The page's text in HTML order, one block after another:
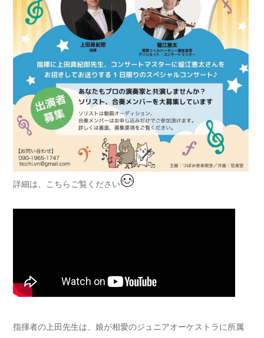
詳細は、こちらご覧ください
指揮者の上田先生は、娘が相愛のジュニアオーケストラに所属